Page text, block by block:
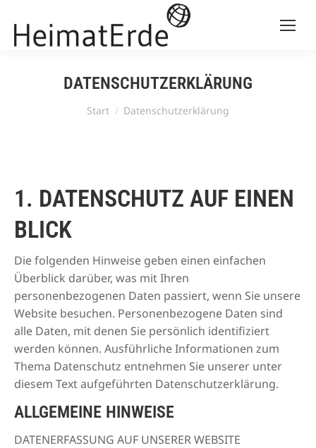
DATENSCHUTZERKLÄRUNG
Sie befinden sich hier:
Start Datenschutzerklärung
1. DATENSCHUTZ AUF EINEN
BLICK
Die folgenden Hinweise geben einen einfachen
Überblick darüber, was mit Ihren
personenbezogenen Daten passiert, wenn Sie unsere
Website besuchen. Personenbezogene Daten sind
alle Daten, mit denen Sie persönlich identifiziert
werden können. Ausführliche Informationen zum
Thema Datenschutz entnehmen Sie unserer unter
diesem Text aufgeführten Datenschutzerklärung.
ALLGEMEINE HINWEISE
DATENERFASSUNG AUF UNSERER WEBSITE